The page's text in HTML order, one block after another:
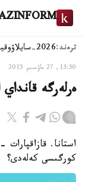
ترەند:2026-سايلاۋ
13:50, 27 ماۋسىم 2015
ەرلەرگە
استانا.
كورگىسى كەلەدى؟